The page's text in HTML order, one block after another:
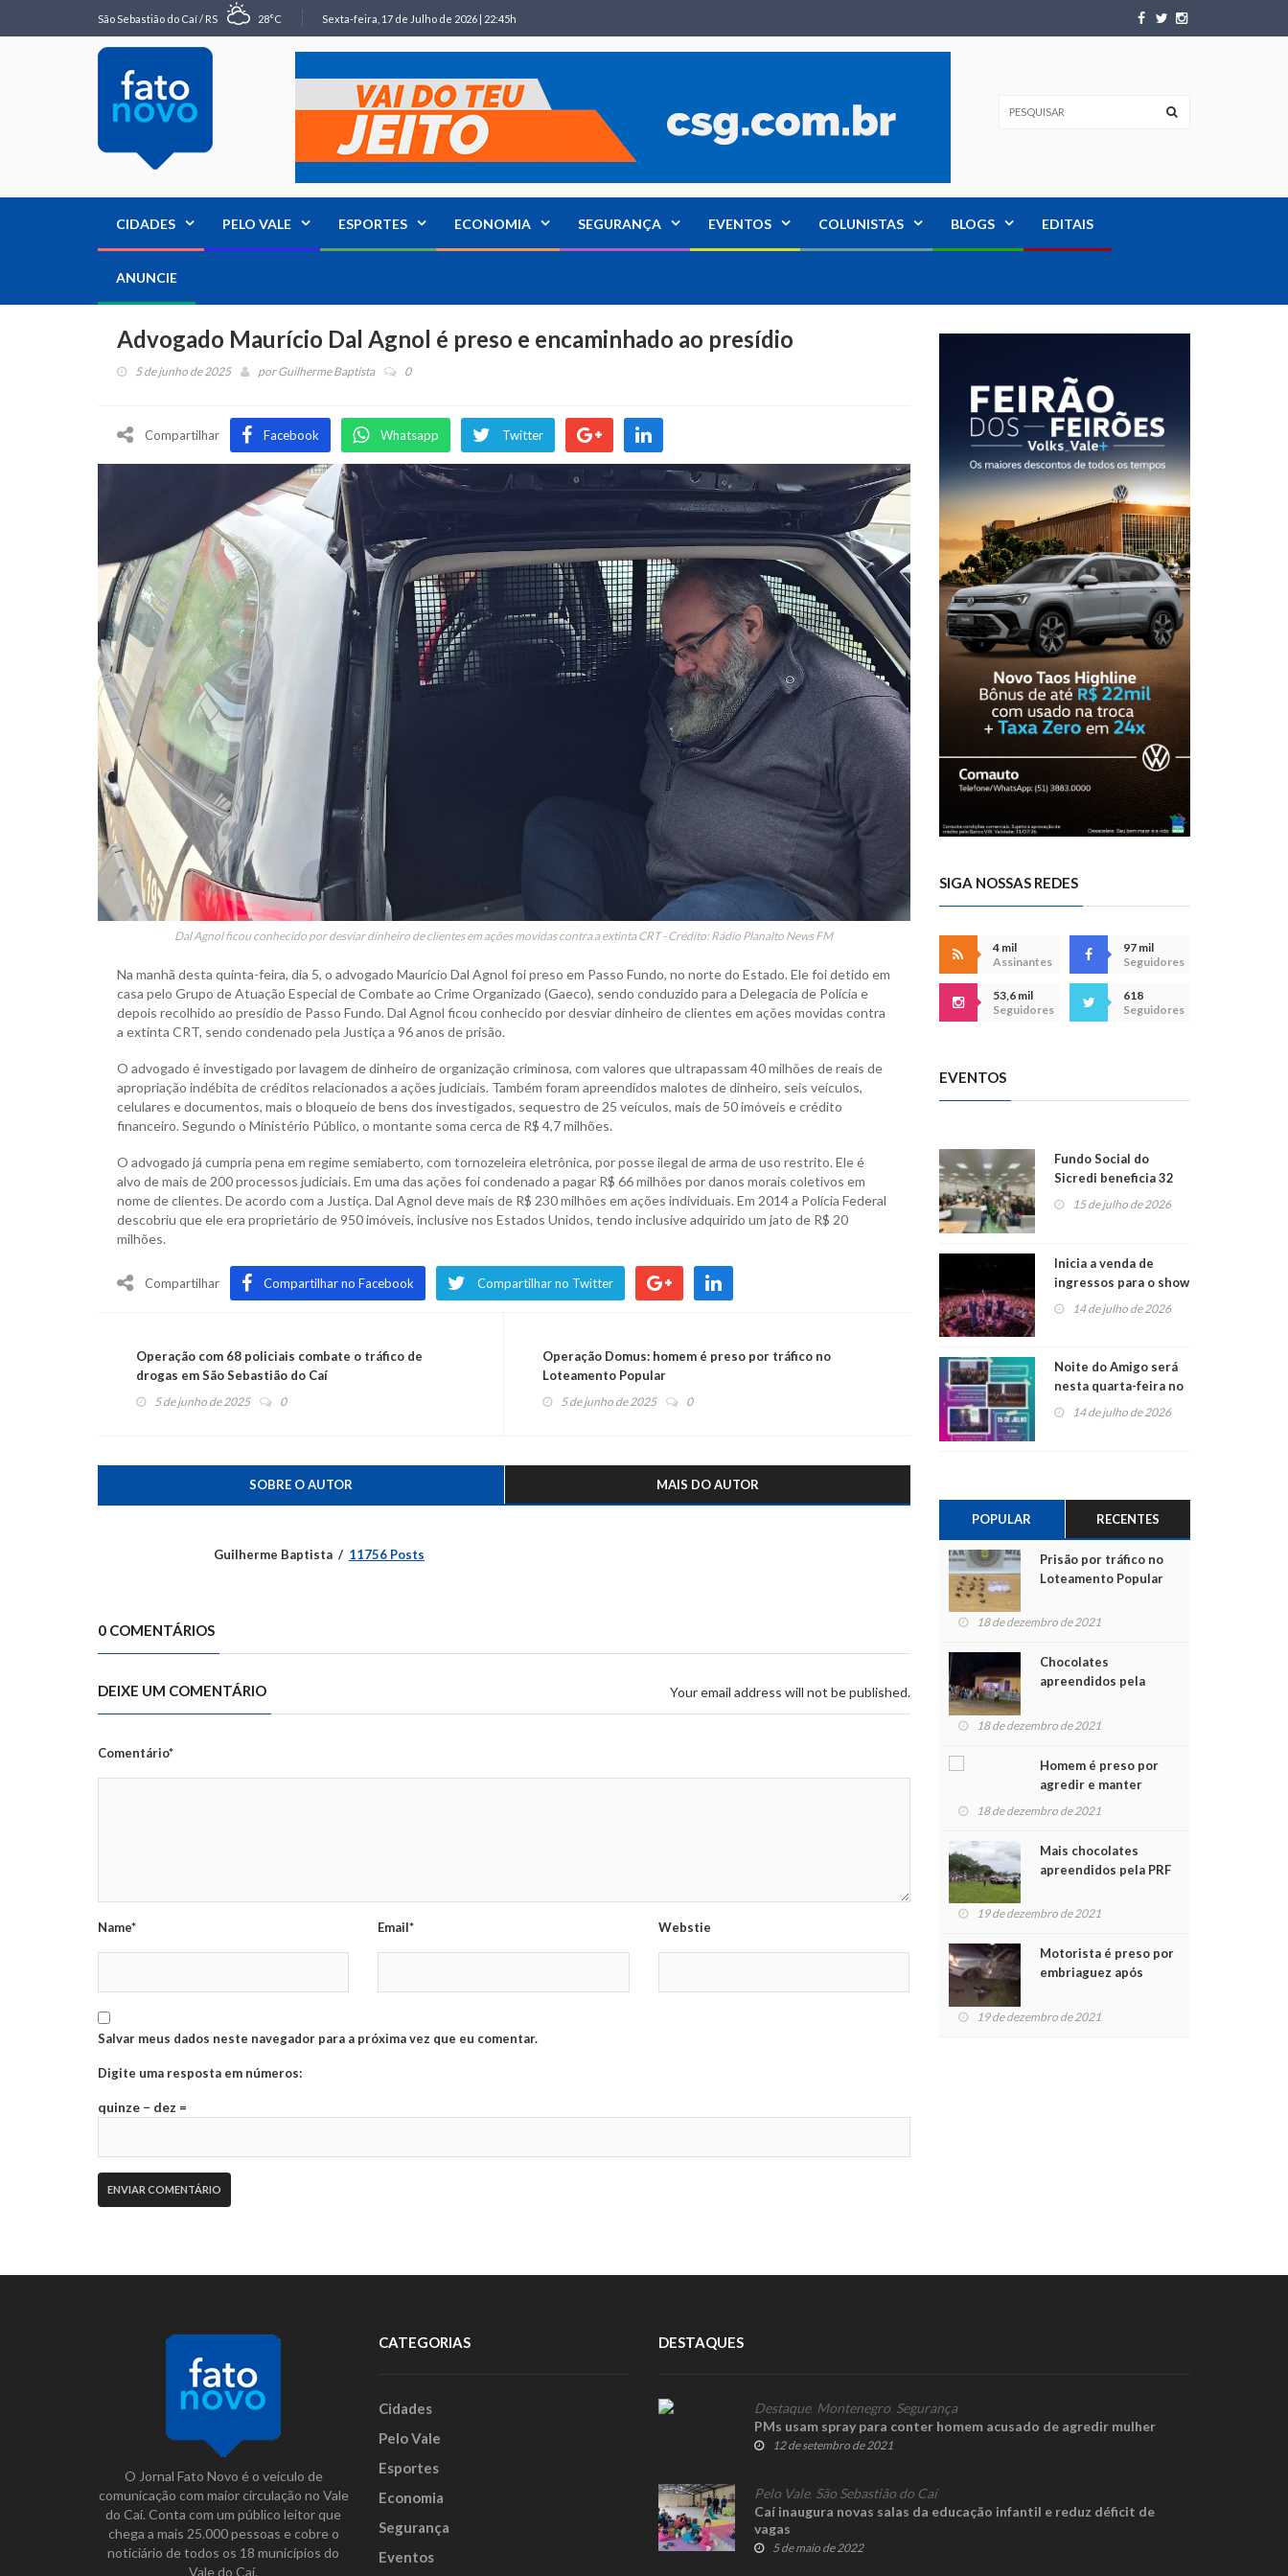
São Sebastião do Caí / RS 28°C Sexta-feira, 17 de Julho de 2026 | 22:45h
CIDADES PELO VALE ESPORTES ECONOMIA SEGURANÇA EVENTOS COLUNISTAS BLOGS EDITAIS
ANUNCIE
Advogado Maurício Dal Agnol é preso e encaminhado ao presídio
5 de junho de 2025 porGuilherme Baptista 0
Compartilhar Facebook Whatsapp Twitter
Dal Agnol ficou conhecido por desviar dinheiro de clientes em ações movidas contra a extinta CRT - Crédito: Rádio Planalto News FM
Na manhã desta quinta-feira, dia 5, o advogado Maurício Dal Agnol foi preso em Passo Fundo, no norte do Estado. Ele foi detido em
casa pelo Grupo de Atuação Especial de Combate ao Crime Organizado (Gaeco), sendo conduzido para a Delegacia de Polícia e
depois recolhido ao presídio de Passo Fundo. Dal Agnol ficou conhecido por desviar dinheiro de clientes em ações movidas contra
a extinta CRT, sendo condenado pela Justiça a 96 anos de prisão.
O advogado é investigado por lavagem de dinheiro de organização criminosa, com valores que ultrapassam 40 milhões de reais de
apropriação indébita de créditos relacionados a ações judiciais. Também foram apreendidos malotes de dinheiro, seis veículos,
celulares e documentos, mais o bloqueio de bens dos investigados, sequestro de 25 veículos, mais de 50 imóveis e crédito
financeiro. Segundo o Ministério Público, o montante soma cerca de R$ 4,7 milhões.
O advogado já cumpria pena em regime semiaberto, com tornozeleira eletrônica, por posse ilegal de arma de uso restrito. Ele é
alvo de mais de 200 processos judiciais. Em uma das ações foi condenado a pagar R$ 66 milhões por danos morais coletivos em
nome de clientes. De acordo com a Justiça. Dal Agnol deve mais de R$ 230 milhões em ações individuais. Em 2014 a Polícia Federal
descobriu que ele era proprietário de 950 imóveis, inclusive nos Estados Unidos, tendo inclusive adquirido um jato de R$ 20
milhões.
Compartilhar Compartilhar no Facebook Compartilhar no Twitter
Operação com 68 policiais combate o tráfico de
drogas em São Sebastião do Caí
5 de junho de 2025 0
Operação Domus: homem é preso por tráfico no
Loteamento Popular
5 de junho de 2025 0
SOBRE O AUTOR MAIS DO AUTOR
Guilherme Baptista 11756 Posts
0 COMENTÁRIOS
DEIXE UM COMENTÁRIO Your email address will not be published.
Comentário*
Name* Email* Webstie
Salvar meus dados neste navegador para a próxima vez que eu comentar.
Digite uma resposta em números:
quinze − dez =
SIGA NOSSAS REDES
4 mil
Assinantes
97 mil
Seguidores
53,6 mil
Seguidores
618
Seguidores
EVENTOS
Fundo Social do
Sicredi beneficia 32
projetos em
15 de julho de 2026
Inicia a venda de
ingressos para o show
do Jota Quest nos 45
anos da Sicredi Ouro
14 de julho de 2026
Noite do Amigo será
nesta quarta-feira no
Centro de Cultura de
14 de julho de 2026
POPULAR RECENTES
Prisão por tráfico no
Loteamento Popular
18 de dezembro de 2021
Chocolates
apreendidos pela
para crianças na
18 de dezembro de 2021
Homem é preso por
agredir e manter
mulher em cárcere
18 de dezembro de 2021
Mais chocolates
apreendidos pela PRF
crianças no Natal
19 de dezembro de 2021
Motorista é preso por
embriaguez após
feridos
19 de dezembro de 2021
O Jornal Fato Novo é o veículo de
comunicação com maior circulação no Vale
do Caí. Conta com um público leitor que
chega a mais 25.000 pessoas e cobre o
noticiário de todos os 18 municípios do
Vale do Caí.
CATEGORIAS
Cidades
Pelo Vale
Esportes
Economia
Segurança
Eventos
DESTAQUES
Destaque, Montenegro Segurança
PMs usam spray para conter homem acusado de agredir mulher
12 de setembro de 2021
Pelo Vale, São Sebastião do Caí
Caí inaugura novas salas da educação infantil e reduz déficit de
vagas
5 de maio de 2022